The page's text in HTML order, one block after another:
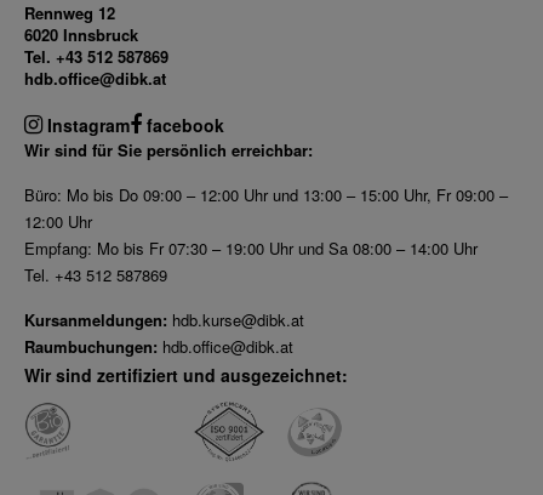
Rennweg 12
6020 Innsbruck
Tel. +43 512 587869
hdb.office@dibk.at
Instagram facebook
Wir sind für Sie persönlich erreichbar:
Büro: Mo bis Do 09:00 – 12:00 Uhr und 13:00 – 15:00 Uhr, Fr 09:00 –
12:00 Uhr
Empfang: Mo bis Fr 07:30 – 19:00 Uhr und Sa 08:00 – 14:00 Uhr
Tel. +43 512 587869
Kursanmeldungen: hdb.kurse@dibk.at
Raumbuchungen: hdb.office@dibk.at
Wir sind zertifiziert und ausgezeichnet: